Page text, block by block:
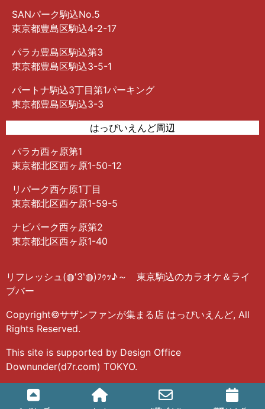
SANパーク駒込No.5
東京都豊島区駒込4-2-17
パラカ豊島区駒込第3
東京都豊島区駒込3-5-1
パートナ駒込3丁目第1パーキング
東京都豊島区駒込3-3
はっぴいえんど周辺
パラカ西ヶ原第1
東京都北区西ヶ原1-50-12
リパーク西ケ原1丁目
東京都北区西ケ原1-59-5
ナビパーク西ヶ原第2
東京都北区西ヶ原1-40
リフレッシュ(◍′3‵◍)ﾌｩｯ♪～ 東京駒込のカラオケ＆ライ
ブバー
Copyright©サザンファンが集まる店 はっぴいえんど, All
Rights Reserved.
This site is supported by Design Office
Downunder(d7r.com) TOKYO.